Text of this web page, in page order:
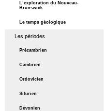
L’exploration du Nouveau-
Brunswick
Le temps géologique
Les périodes
Précambrien
Cambrien
Ordovicien
Silurien
Dévonien